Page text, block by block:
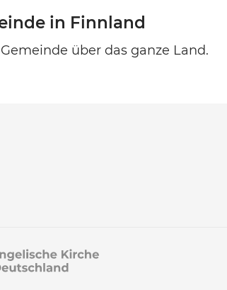
in Finnland
über das ganze Land.